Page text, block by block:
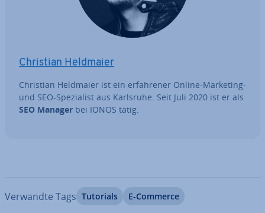
Christian Heldmaier
Christian Heldmaier ist ein er­fah­re­ner Online-Marketing-
und SEO-Spe­zia­list aus Karlsruhe. Seit Juli 2020 ist er als
SEO Manager bei IONOS tätig.
Verwandte Tags Tutorials E-Commerce